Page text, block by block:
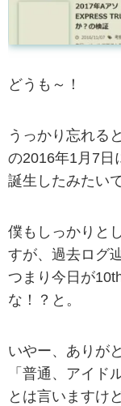
どうも～！
うっかり忘れる
の2016年1月7日
誕生したみたい
僕もしっかりと
すが、過去ログ
つまり今日が
な！？と。
いやー、ありが
「普通、アイド
とは言いますけ